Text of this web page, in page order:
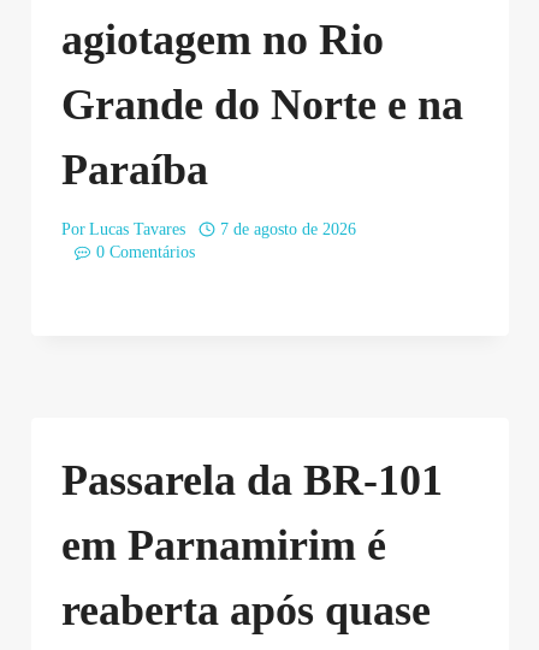
agiotagem no Rio
Grande do Norte e na
Paraíba
Por Lucas Tavares
7 de agosto de 2026
0 Comentários
Passarela da BR-101
em Parnamirim é
reaberta após quase